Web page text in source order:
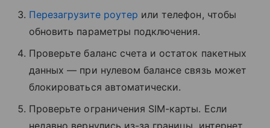
Перезагрузите роутер или телефон, чтобы
обновить параметры подключения.
Проверьте баланс счета и остаток пакетных
данных — при нулевом балансе связь может
блокироваться автоматически.
Проверьте ограничения SIM-карты. Если